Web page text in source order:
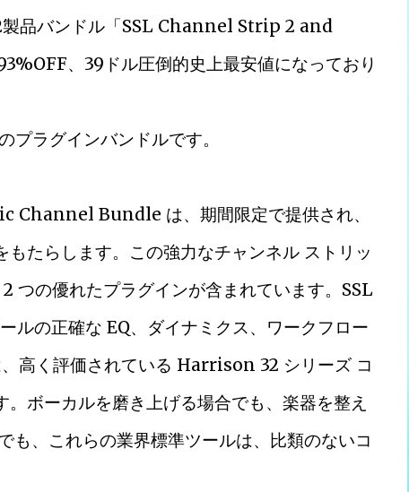
製品バンドル「SSL Channel Strip 2 and
、39ドル圧倒的史上最安値になっており
ラグインバンドルです。
Bundle は、期間限定で提供され、
たらします。この強力なチャンネル ストリッ
つの優れたプラグインが含まれています。SSL
の正確な EQ、ダイナミクス、ワークフロー
く評価されている Harrison 32 シリーズ コ
ボーカルを磨き上げる場合でも、楽器を整え
も、これらの業界標準ツールは、比類のないコ